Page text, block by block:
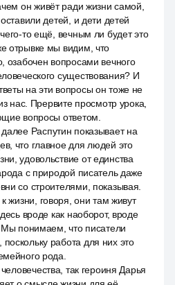
он живёт ради жизни самой,
детей, и дети детей
то ещё, вечным ли будет это
отрывке мы видим, что
озабочен вопросами вечного
существования? И
на эти вопросы он тоже не
нас. Прервите просмотр урока,
вопросы ответом.
Распутин показывает на
что главное для людей это
удовольствие от единства
с природой писатель даже
со строителями, показывая.
жизни, говоря, они там живут
вроде как наоборот, вроде
Мы понимаем, что писатели
работа для них это
рода.
так героиня Дарья